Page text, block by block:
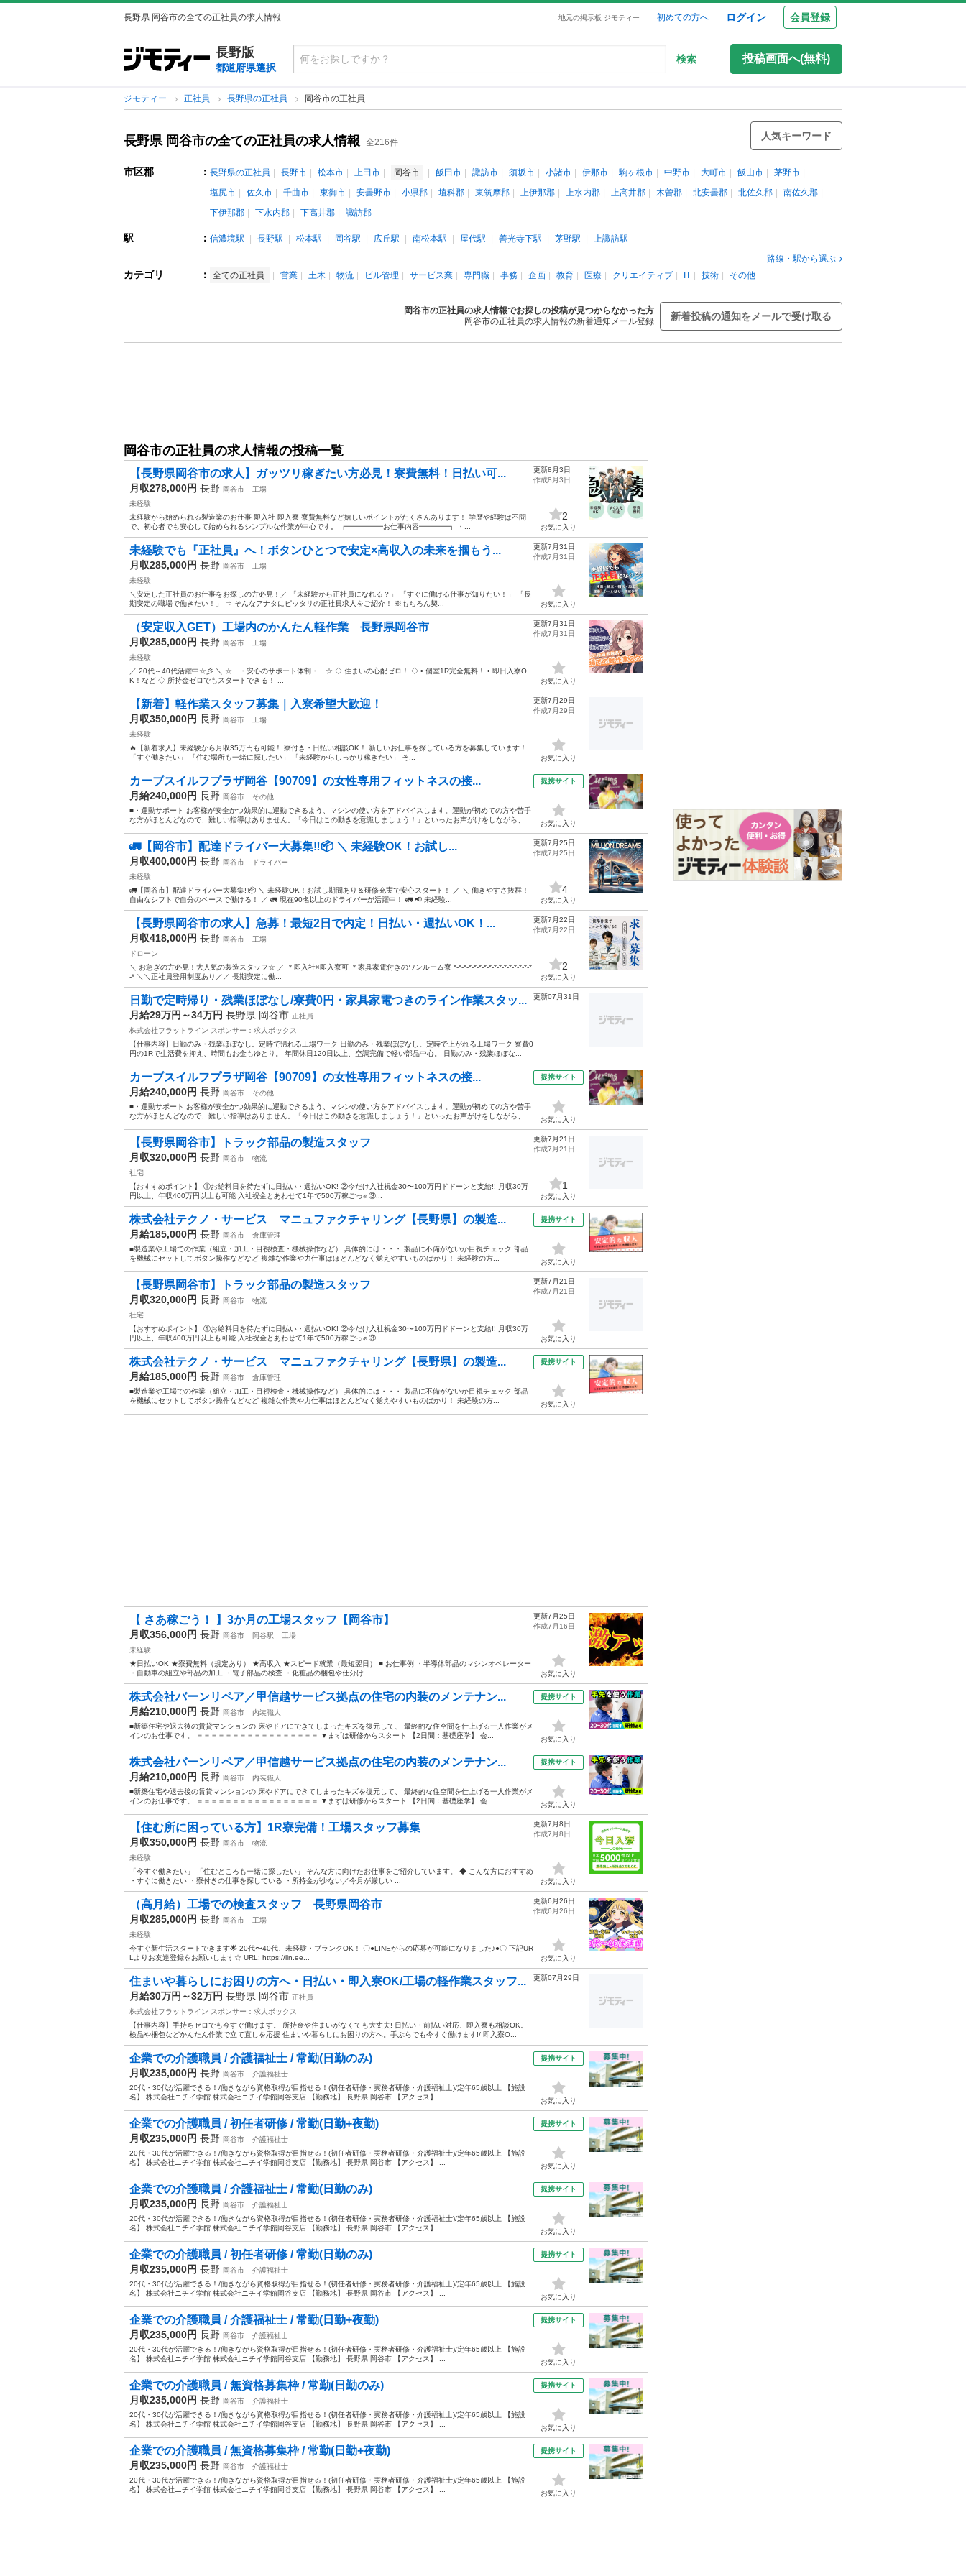
長野県 岡谷市の全ての正社員の求人情報 地元の掲示板 ジモティー 初めての方へ ログイン 会員登録
長野版
都道府県選択
検索 投稿画面へ(無料)
ジモティー 正社員 長野県の正社員 岡谷市の正社員
長野県 岡谷市の全ての正社員の求人情報 全216件
人気キーワード
市区郡 ： 長野県の正社員 長野市 松本市 上田市 岡谷市 飯田市 諏訪市 須坂市 小諸市 伊那市 駒ヶ根市 中野市 大町市 飯山市
茅野市
塩尻市
佐久市 千曲市 東御市 安曇野市 小県郡 埴科郡 東筑摩郡 上伊那郡 上水内郡 上高井郡 木曽郡 北安曇郡 北佐久郡
南佐久郡
下伊那郡
下水内郡 下高井郡 諏訪郡
駅 ： 信濃境駅 長野駅 松本駅 岡谷駅 広丘駅 南松本駅 屋代駅 善光寺下駅 茅野駅
上諏訪駅
路線・駅から選ぶ
カテゴリ ： 全ての正社員 営業 土木 物流 ビル管理 サービス業 専門職 事務 企画 教育 医療 クリエイティブ IT 技術 その他
岡谷市の正社員の求人情報でお探しの投稿が見つからなかった方
岡谷市の正社員の求人情報の新着通知メール登録
新着投稿の通知をメールで受け取る
岡谷市の正社員の求人情報の投稿一覧
【長野県岡谷市の求人】ガッツリ稼ぎたい方必見！寮費無料！日払い可...
月収278,000円 長野 岡谷市
工場
未経験
未経験から始められる製造業のお仕事 即入社 即入寮 寮費無料など嬉しいポイントがたくさんあります！ 学歴や経験は不問
で、初心者でも安心して始められるシンプルな作業が中心です。 ┏━━━━━お仕事内容━━━━┓ ・...
更新8月3日
作成8月3日
2
お気に入り
未経験でも『正社員』へ！ボタンひとつで安定×高収入の未来を掴もう...
月収285,000円 長野 岡谷市
工場
未経験
＼安定した正社員のお仕事をお探しの方必見！／ 「未経験から正社員になれる？」 「すぐに働ける仕事が知りたい！」 「長
期安定の職場で働きたい！」 ⇒ そんなアナタにピッタリの正社員求人をご紹介！ ※もちろん契...
更新7月31日
作成7月31日
お気に入り
（安定収入GET）工場内のかんたん軽作業 長野県岡谷市
月収285,000円 長野 岡谷市
工場
未経験
／ 20代～40代活躍中☆彡 ＼ ☆…・安心のサポート体制・…☆ ◇ 住まいの心配ゼロ！ ◇ • 個室1R完全無料！ • 即日入寮O
K！など ◇ 所持金ゼロでもスタートできる！ ...
更新7月31日
作成7月31日
お気に入り
【新着】軽作業スタッフ募集｜入寮希望大歓迎！
月収350,000円 長野 岡谷市
工場
未経験
🔥【新着求人】未経験から月収35万円も可能！ 寮付き・日払い相談OK！ 新しいお仕事を探している方を募集しています！
「すぐ働きたい」 「住む場所も一緒に探したい」 「未経験からしっかり稼ぎたい」 そ...
更新7月29日
作成7月29日
お気に入り
カーブスイルフプラザ岡谷【90709】の女性専用フィットネスの接...
月給240,000円 長野 岡谷市
その他
■・運動サポート お客様が安全かつ効果的に運動できるよう、マシンの使い方をアドバイスします。運動が初めての方や苦手
な方がほとんどなので、難しい指導はありません。「今日はこの動きを意識しましょう！」といったお声がけをしながら、...
提携サイト
お気に入り
🚛【岡谷市】配達ドライバー大募集‼️📦 ＼ 未経験OK！お試し...
月収400,000円 長野 岡谷市
ドライバー
未経験
🚛【岡谷市】配達ドライバー大募集‼️📦 ＼ 未経験OK！お試し期間あり＆研修充実で安心スタート！ ／ ＼ 働きやすさ抜群！
自由なシフトで自分のペースで働ける！ ／ 🚛 現在90名以上のドライバーが活躍中！ 🚛 📢 未経験...
更新7月25日
作成7月25日
4
お気に入り
【長野県岡谷市の求人】急募！最短2日で内定！日払い・週払いOK！...
月収418,000円 長野 岡谷市
工場
ドローン
＼ お急ぎの方必見！大人気の製造スタッフ☆ ／ ＊即入社×即入寮可 ＊家具家電付きのワンルーム寮 *-*-*-*-*-*-*-*-*-*-*-*-*-*-*-*
-* ＼＼正社員登用制度あり／／ 長期安定に働...
更新7月22日
作成7月22日
2
お気に入り
日勤で定時帰り・残業ほぼなし/寮費0円・家具家電つきのライン作業スタッ...
月給29万円～34万円 長野県 岡谷市 正社員
株式会社フラットライン スポンサー：求人ボックス
【仕事内容】日勤のみ・残業ほぼなし。定時で帰れる工場ワーク 日勤のみ・残業ほぼなし。定時で上がれる工場ワーク 寮費0
円の1Rで生活費を抑え、時間もお金もゆとり。 年間休日120日以上、空調完備で軽い部品中心。 日勤のみ・残業ほぼな...
更新07月31日
カーブスイルフプラザ岡谷【90709】の女性専用フィットネスの接...
月給240,000円 長野 岡谷市
その他
■・運動サポート お客様が安全かつ効果的に運動できるよう、マシンの使い方をアドバイスします。運動が初めての方や苦手
な方がほとんどなので、難しい指導はありません。「今日はこの動きを意識しましょう！」といったお声がけをしながら、...
提携サイト
お気に入り
【長野県岡谷市】トラック部品の製造スタッフ
月収320,000円 長野 岡谷市
物流
社宅
【おすすめポイント】 ①お給料日を待たずに日払い・週払いOK! ②今だけ入社祝金30〜100万円ドドーンと支給!! 月収30万
円以上、年収400万円以上も可能 入社祝金とあわせて1年で500万稼ごっ✊️ ③...
更新7月21日
作成7月21日
1
お気に入り
株式会社テクノ・サービス マニュファクチャリング【長野県】の製造...
月給185,000円 長野 岡谷市
倉庫管理
■製造業や工場での作業（組立・加工・目視検査・機械操作など） 具体的には・・・ 製品に不備がないか目視チェック 部品
を機械にセットしてボタン操作などなど 複雑な作業や力仕事はほとんどなく覚えやすいものばかり！ 未経験の方...
提携サイト
お気に入り
【長野県岡谷市】トラック部品の製造スタッフ
月収320,000円 長野 岡谷市
物流
社宅
【おすすめポイント】 ①お給料日を待たずに日払い・週払いOK! ②今だけ入社祝金30〜100万円ドドーンと支給!! 月収30万
円以上、年収400万円以上も可能 入社祝金とあわせて1年で500万稼ごっ✊️ ③...
更新7月21日
作成7月21日
お気に入り
株式会社テクノ・サービス マニュファクチャリング【長野県】の製造...
月給185,000円 長野 岡谷市
倉庫管理
■製造業や工場での作業（組立・加工・目視検査・機械操作など） 具体的には・・・ 製品に不備がないか目視チェック 部品
を機械にセットしてボタン操作などなど 複雑な作業や力仕事はほとんどなく覚えやすいものばかり！ 未経験の方...
提携サイト
お気に入り
【 さあ稼ごう！ 】3か月の工場スタッフ【岡谷市】
月収356,000円 長野 岡谷市 岡谷駅
工場
未経験
★日払いOK ★寮費無料（規定あり） ★高収入 ★スピード就業（最短翌日） ■ お仕事例 ・半導体部品のマシンオペレーター
・自動車の組立や部品の加工 ・電子部品の検査 ・化粧品の梱包や仕分け ...
更新7月25日
作成7月16日
お気に入り
株式会社バーンリペア／甲信越サービス拠点の住宅の内装のメンテナン...
月給210,000円 長野 岡谷市
内装職人
■新築住宅や退去後の賃貸マンションの 床やドアにできてしまったキズを復元して、 最終的な住空間を仕上げる一人作業がメ
インのお仕事です。 ＝＝＝＝＝＝＝＝＝＝＝＝＝＝＝＝＝ ▼まずは研修からスタート 【2日間：基礎座学】 会...
提携サイト
お気に入り
株式会社バーンリペア／甲信越サービス拠点の住宅の内装のメンテナン...
月給210,000円 長野 岡谷市
内装職人
■新築住宅や退去後の賃貸マンションの 床やドアにできてしまったキズを復元して、 最終的な住空間を仕上げる一人作業がメ
インのお仕事です。 ＝＝＝＝＝＝＝＝＝＝＝＝＝＝＝＝＝ ▼まずは研修からスタート 【2日間：基礎座学】 会...
提携サイト
お気に入り
【住む所に困っている方】1R寮完備！工場スタッフ募集
月収350,000円 長野 岡谷市
物流
未経験
「今すぐ働きたい」 「住むところも一緒に探したい」 そんな方に向けたお仕事をご紹介しています。 ◆ こんな方におすすめ
・すぐに働きたい ・寮付きの仕事を探している ・所持金が少ない／今月が厳しい ...
更新7月8日
作成7月8日
お気に入り
（高月給）工場での検査スタッフ 長野県岡谷市
月収285,000円 長野 岡谷市
工場
未経験
今すぐ新生活スタートできます🌟 20代〜40代、未経験・ブランクOK！ 〇●LINEからの応募が可能になりました♪●〇 下記UR
Lよりお友達登録をお願いします☆ URL: https://lin.ee...
更新6月26日
作成6月26日
お気に入り
住まいや暮らしにお困りの方へ・日払い・即入寮OK/工場の軽作業スタッフ...
月給30万円～32万円 長野県 岡谷市 正社員
株式会社フラットライン スポンサー：求人ボックス
【仕事内容】手持ちゼロでも今すぐ働けます。 所持金や住まいがなくても大丈夫! 日払い・前払い対応、即入寮も相談OK。
検品や梱包などかんたん作業で立て直しを応援 住まいや暮らしにお困りの方へ。手ぶらでも今すぐ働けます!/ 即入寮O...
更新07月29日
企業での介護職員 / 介護福祉士 / 常勤(日勤のみ)
月収235,000円 長野 岡谷市
介護福祉士
20代・30代が活躍できる！/働きながら資格取得が目指せる！(初任者研修・実務者研修・介護福祉士)/定年65歳以上 【施設
名】 株式会社ニチイ学館 株式会社ニチイ学館岡谷支店 【勤務地】 長野県 岡谷市 【アクセス】 ...
提携サイト
お気に入り
企業での介護職員 / 初任者研修 / 常勤(日勤+夜勤)
月収235,000円 長野 岡谷市
介護福祉士
20代・30代が活躍できる！/働きながら資格取得が目指せる！(初任者研修・実務者研修・介護福祉士)/定年65歳以上 【施設
名】 株式会社ニチイ学館 株式会社ニチイ学館岡谷支店 【勤務地】 長野県 岡谷市 【アクセス】 ...
提携サイト
お気に入り
企業での介護職員 / 介護福祉士 / 常勤(日勤のみ)
月収235,000円 長野 岡谷市
介護福祉士
20代・30代が活躍できる！/働きながら資格取得が目指せる！(初任者研修・実務者研修・介護福祉士)/定年65歳以上 【施設
名】 株式会社ニチイ学館 株式会社ニチイ学館岡谷支店 【勤務地】 長野県 岡谷市 【アクセス】 ...
提携サイト
お気に入り
企業での介護職員 / 初任者研修 / 常勤(日勤のみ)
月収235,000円 長野 岡谷市
介護福祉士
20代・30代が活躍できる！/働きながら資格取得が目指せる！(初任者研修・実務者研修・介護福祉士)/定年65歳以上 【施設
名】 株式会社ニチイ学館 株式会社ニチイ学館岡谷支店 【勤務地】 長野県 岡谷市 【アクセス】 ...
提携サイト
お気に入り
企業での介護職員 / 介護福祉士 / 常勤(日勤+夜勤)
月収235,000円 長野 岡谷市
介護福祉士
20代・30代が活躍できる！/働きながら資格取得が目指せる！(初任者研修・実務者研修・介護福祉士)/定年65歳以上 【施設
名】 株式会社ニチイ学館 株式会社ニチイ学館岡谷支店 【勤務地】 長野県 岡谷市 【アクセス】 ...
提携サイト
お気に入り
企業での介護職員 / 無資格募集枠 / 常勤(日勤のみ)
月収235,000円 長野 岡谷市
介護福祉士
20代・30代が活躍できる！/働きながら資格取得が目指せる！(初任者研修・実務者研修・介護福祉士)/定年65歳以上 【施設
名】 株式会社ニチイ学館 株式会社ニチイ学館岡谷支店 【勤務地】 長野県 岡谷市 【アクセス】 ...
提携サイト
お気に入り
企業での介護職員 / 無資格募集枠 / 常勤(日勤+夜勤)
月収235,000円 長野 岡谷市
介護福祉士
20代・30代が活躍できる！/働きながら資格取得が目指せる！(初任者研修・実務者研修・介護福祉士)/定年65歳以上 【施設
名】 株式会社ニチイ学館 株式会社ニチイ学館岡谷支店 【勤務地】 長野県 岡谷市 【アクセス】 ...
提携サイト
お気に入り